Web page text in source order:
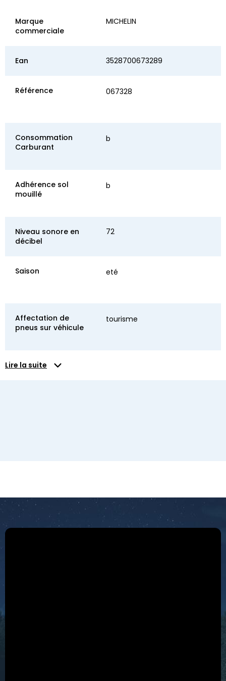
Marque
commerciale
MICHELIN
Ean 3528700673289
Référence 067328
Consommation
Carburant
b
Adhérence sol
mouillé
b
Niveau sonore en
décibel
72
Saison eté
Affectation de
pneus sur véhicule
tourisme
Lire la suite